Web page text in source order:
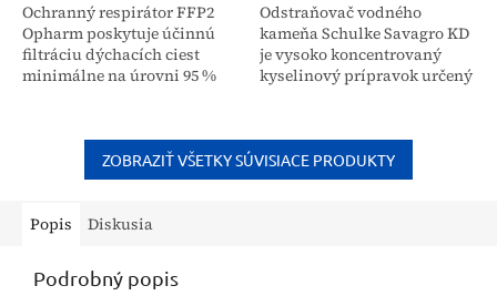
Ochranný respirátor FFP2
Opharm poskytuje účinnú
filtráciu dýchacích ciest
minimálne na úrovni 95 %
5 kusov tejto...
Odstraňovač vodného
kameňa Schulke Savagro KD
je vysoko koncentrovaný
kyselinový prípravok určený
tankov a uzavretých
zariadení....
ZOBRAZIŤ VŠETKY SÚVISIACE PRODUKTY
Popis Diskusia
Podrobný popis